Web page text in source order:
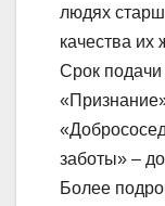
людях
качества их
Срок подачи
заботы» –
Более